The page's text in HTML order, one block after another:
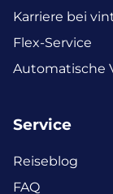
Karriere bei
Flex-Service
Automatische
Service
Reiseblog
FAQ